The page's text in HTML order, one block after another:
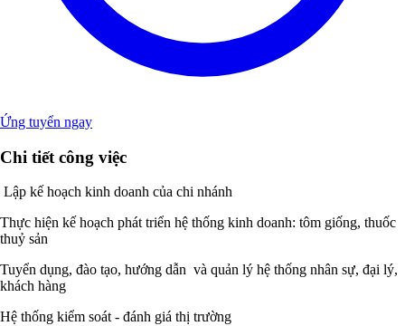
Ứng tuyển ngay
Chi tiết công việc
Lập kế hoạch kinh doanh của chi nhánh
Thực hiện kế hoạch phát triển hệ thống kinh doanh: tôm giống, thuốc
thuỷ sản
Tuyển dụng, đào tạo, hướng dẫn và quản lý hệ thống nhân sự, đại lý,
khách hàng
Hệ thống kiểm soát - đánh giá thị trường